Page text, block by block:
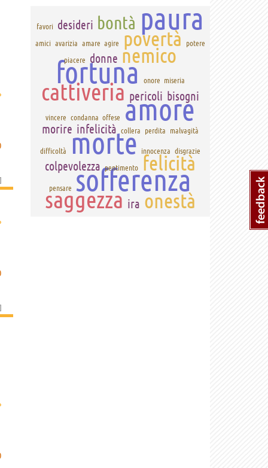
]
]
favori desideri bontà paura
amici avarizia amare agire povertà
potere
piacere
donne nemico
fortuna onore miseria
cattiveria pericoli bisogni
vincere condanna offese amore
morire infelicità collera perdita malvagità
difficoltà morte innocenza disgrazie
colpevolezza pentimento felicità
pensare sofferenza
saggezza ira onestà